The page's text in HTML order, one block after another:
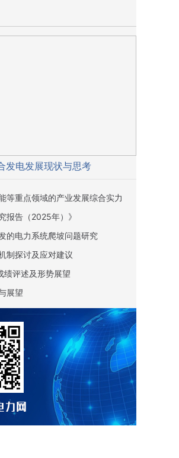
发电发展现状与思考
等重点领域的产业发展综合实力
报告（2025年）》
的电力系统爬坡问题研究
制探讨及应对建议
绩评述及形势展望
展望